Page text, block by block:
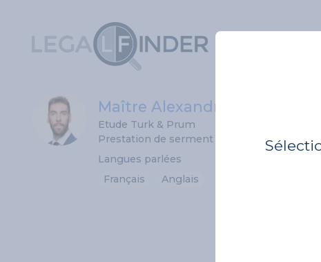
Maître Alexandre Grignon
Etude Turk & Prum
Prestation de serment 09/06/2022
Langues parlées
Français
Anglais